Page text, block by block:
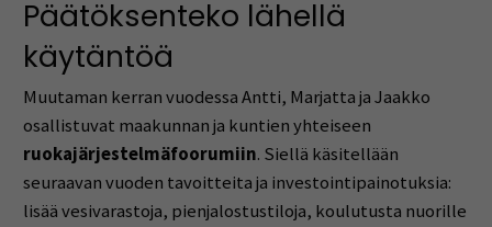
Päätöksenteko lähellä
käytäntöä
Muutaman kerran vuodessa Antti, Marjatta ja Jaakko
osallistuvat maakunnan ja kuntien yhteiseen
ruokajärjestelmäfoorumiin. Siellä käsitellään
seuraavan vuoden tavoitteita ja investointipainotuksia:
lisää vesivarastoja, pienjalostustiloja, koulutusta nuorille